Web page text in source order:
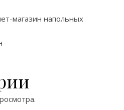
магазин напольных